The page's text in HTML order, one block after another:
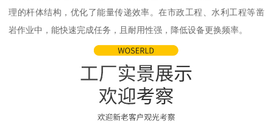
理的杆体结构，优化了能量传递效率。在市政工程、水利工程等凿
岩作业中，能快速完成任务，且耐用性强，降低设备更换频率。​